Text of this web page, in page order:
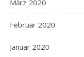
März 2020
Februar 2020
Januar 2020